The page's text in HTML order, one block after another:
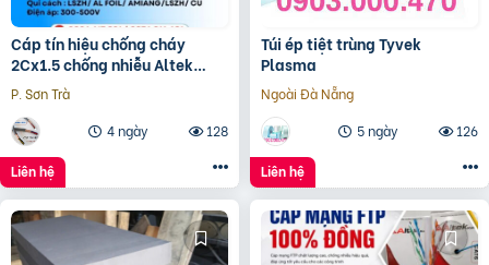
Cáp tín hiệu chống cháy
2Cx1.5 chống nhiễu Altek
Kabel – phân phối Hà Nội, Đà
Nẵng, HCM
P. Sơn Trà
4 ngày
128
Liên hệ
Túi ép tiệt trùng Tyvek
Plasma
Ngoài Đà Nẵng
5 ngày
126
Liên hệ